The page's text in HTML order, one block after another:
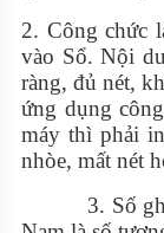
2. Công chức
vào Sổ. Nội
ràng, đủ nét,
ứng dụng
máy thì phải
nhòe, mất nét
3. Số ghi